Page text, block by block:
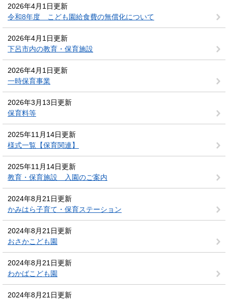
2026年4月1日更新
令和8年度 こども園給食費の無償化について
2026年4月1日更新
下呂市内の教育・保育施設
2026年4月1日更新
一時保育事業
2026年3月13日更新
保育料等
2025年11月14日更新
様式一覧【保育関連】
2025年11月14日更新
教育・保育施設 入園のご案内
2024年8月21日更新
かみはら子育て・保育ステーション
2024年8月21日更新
おさかこども園
2024年8月21日更新
わかばこども園
2024年8月21日更新